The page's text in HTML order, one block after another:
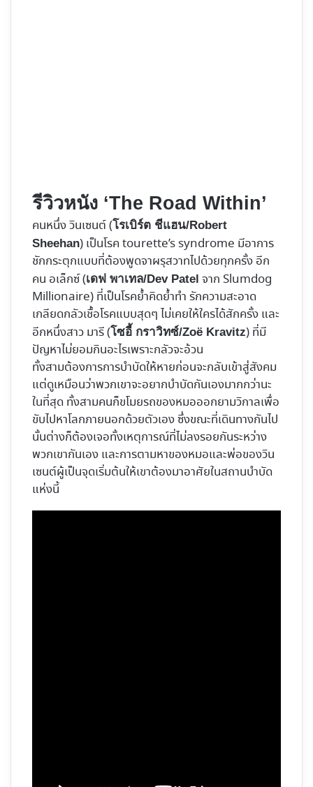
รีวิวหนัง ‘The Road Within’
คนหนึ่ง วินเซนต์ (โรเบิร์ต ชีแฮน/Robert
Sheehan) เป็นโรค tourette’s syndrome มีอาการ
ชักกระตุกแบบที่ต้องพูดจาผรุสวาทไปด้วยทุกครั้ง อีก
คน อเล็กซ์ (เดฟ พาเทล/Dev Patel จาก Slumdog
Millionaire) ที่เป็นโรคย้ำคิดย้ำทำ รักความสะอาด
เกลียดกลัวเชื้อโรคแบบสุดๆ ไม่เคยให้ใครได้สักครั้ง และ
อีกหนึ่งสาว มารี (โซอี้ กราวิทซ์/Zoë Kravitz) ที่มี
ปัญหาไม่ยอมกินอะไรเพราะกลัวจะอ้วน
ทั้งสามต้องการการบำบัดให้หายก่อนจะกลับเข้าสู่สังคม
แต่ดูเหมือนว่าพวกเขาจะอยากบำบัดกันเองมากกว่านะ
ในที่สุด ทั้งสามคนก็ขโมยรถของหมอออกยามวิกาลเพื่อ
ขับไปหาโลกภายนอกด้วยตัวเอง ซึ่งขณะที่เดินทางกันไป
นั้นต่างก็ต้องเจอทั้งเหตุการณ์ที่ไม่ลงรอยกันระหว่าง
พวกเขากันเอง และการตามหาของหมอและพ่อของวิน
เซนต์ผู้เป็นจุดเริ่มต้นให้เขาต้องมาอาศัยในสถานบำบัด
แห่งนี้